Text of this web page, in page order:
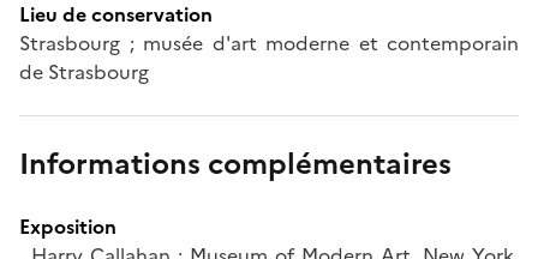
Lieu de conservation
Strasbourg ; musée d'art moderne et contemporain
de Strasbourg
Informations complémentaires
Exposition